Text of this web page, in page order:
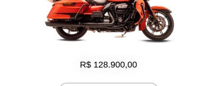
R$ 128.900,00